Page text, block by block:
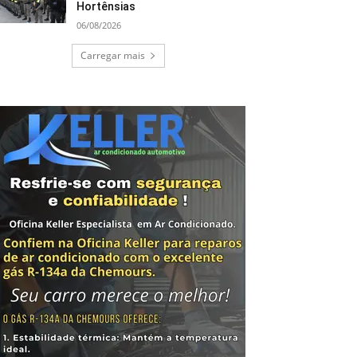
Hortênsias
06/08/2026
Carregar mais